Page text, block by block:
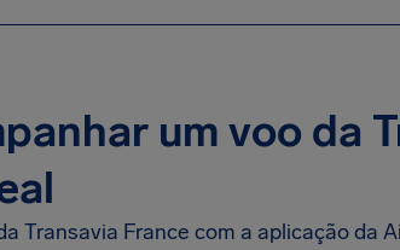
um voo da
Transavia France com a aplicação da